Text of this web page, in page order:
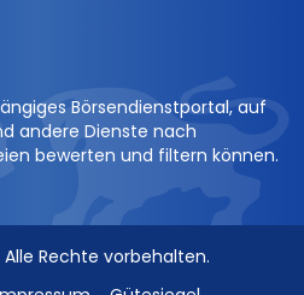
Börsendienstportal, auf
andere Dienste nach
bewerten und filtern können.
Rechte vorbehalten.